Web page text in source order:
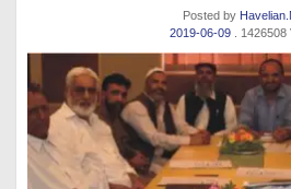
Posted by
2019-06-09
. 1426508